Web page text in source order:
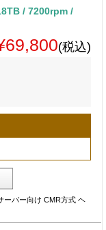
/ 7200rpm /
(税込)
バー向け CMR方式 ヘ